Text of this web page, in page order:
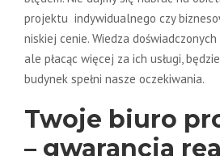
projektu indywidualnego czy
niskiej cenie. Wiedza
ale płacąc więcej za ich usługi,
budynek spełni nasze oczekiwania.
Twoje biuro
– gwarancja